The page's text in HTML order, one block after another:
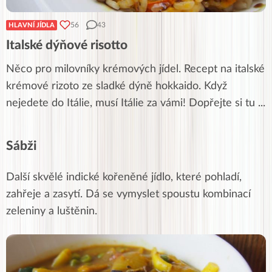
HLAVNÍ JÍDLA 56 43
Italské dýňové risotto
Něco pro milovníky krémových jídel. Recept na italské
krémové rizoto ze sladké dýně hokkaido. Když
nejedete do Itálie, musí Itálie za vámi! Dopřejte si tu ...
Sábži
Další skvělé indické kořeněné jídlo, které pohladí,
zahřeje a zasytí. Dá se vymyslet spoustu kombinací
zeleniny a luštěnin.